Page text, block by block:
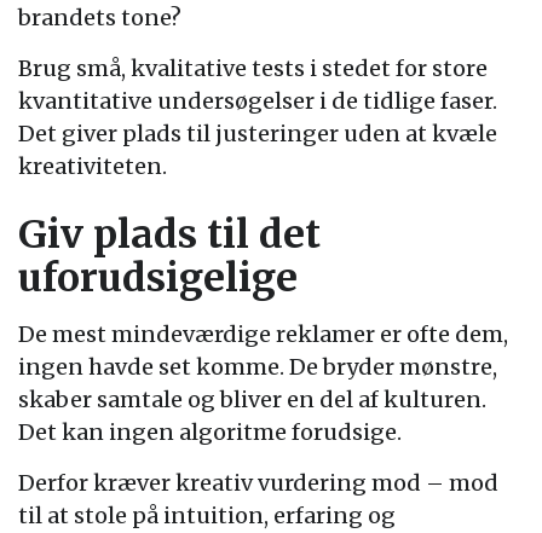
brandets tone?
Brug små, kvalitative tests i stedet for store
kvantitative undersøgelser i de tidlige faser.
Det giver plads til justeringer uden at kvæle
kreativiteten.
Giv plads til det
uforudsigelige
De mest mindeværdige reklamer er ofte dem,
ingen havde set komme. De bryder mønstre,
skaber samtale og bliver en del af kulturen.
Det kan ingen algoritme forudsige.
Derfor kræver kreativ vurdering mod – mod
til at stole på intuition, erfaring og